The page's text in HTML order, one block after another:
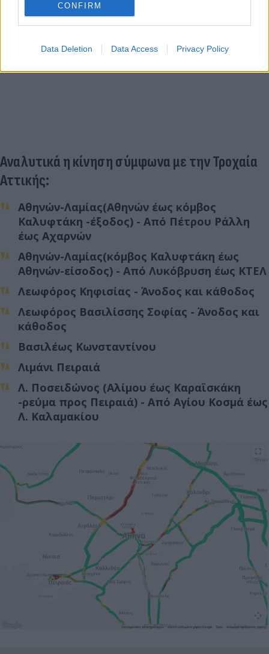
CONFIRM
Data Deletion Data Access Privacy Policy
Αναλυτικά η κίνηση σύμφωνα με την Τροχαία
Αττικής:
Αθηνών-Λαμίας(Αθηνών έως κόμβος
Καλυφτάκη -έξοδος) - Από Πέτρου Ράλλη
έως Αχαρνών
Αθηνών-Λαμίας(κόμβος Καλυφτάκη έως
Αθηνών-είσοδος) - Από Λυκόβρυση έως ΚΤΕΛ
Λεωφόρος Κηφισίας - Άνοδος και κάθοδος
Λεωφόρος Βασιλίσσης Σοφίας - Άνοδος και
κάθοδος
Βασιλέως Κωνσταντίνου
Λιμάνι Πειραιά
Λ. Ποσειδώνος (Αλίμου έως Καραϊσκάκη
-ρεύμα προς Πειραιά) - Από Αγίου Κοσμά έως
Λ. Καλαμακίου